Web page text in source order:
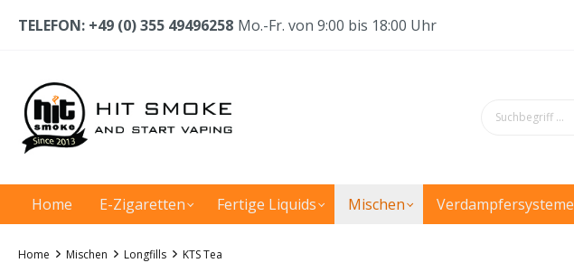
TELEFON: +49 (0) 355 49496258 Mo.-Fr. von 9:00 bis 18:00 Uhr
Home E-Zigaretten Fertige Liquids Mischen Verdampfersysteme
Home Mischen Longfills KTS Tea